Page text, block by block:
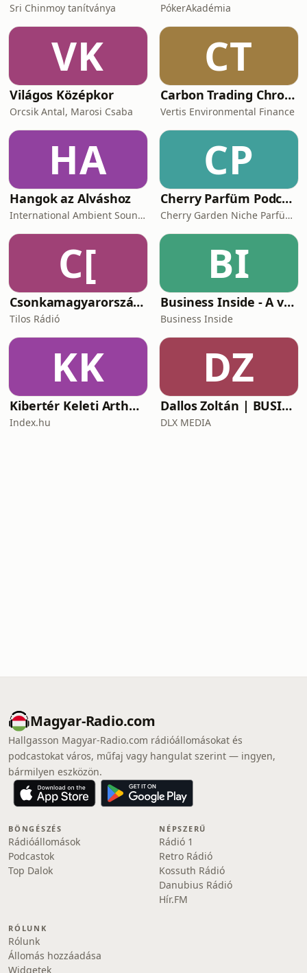
Sri Chinmoy tanítványa PókerAkadémia
VK
Világos Középkor
Orcsik Antal, Marosi Csaba
CT
Carbon Trading Chronicles
Vertis Environmental Finance
HA
Hangok az Alváshoz
International Ambient Sounds
CP
Cherry Parfüm Podcast
Cherry Garden Niche Parfüméria
C[
Csonkamagyarország [Tilos Rádió podcast]
Tilos Rádió
BI
Business Inside - A vállalkozók pszichológiája
Business Inside
KK
Kibertér Keleti Arthurral
Index.hu
DZ
Dallos Zoltán | BUSINESS
DLX MEDIA
Magyar-Radio.com
Hallgasson Magyar-Radio.com rádióállomásokat és
podcastokat város, műfaj vagy hangulat szerint — ingyen,
bármilyen eszközön.
BÖNGÉSZÉS
Rádióállomások
Podcastok
Top Dalok
NÉPSZERŰ
Rádió 1
Retro Rádió
Kossuth Rádió
Danubius Rádió
Hír.FM
RÓLUNK
Rólunk
Állomás hozzáadása
Widgetek